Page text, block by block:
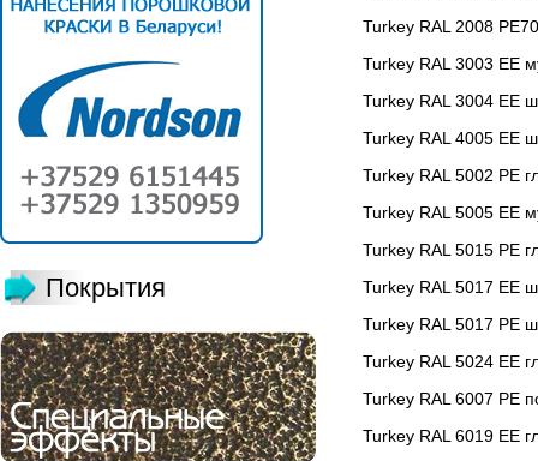
Покрытия
Turkey RAL 2008
Turkey RAL 3003 EE
Turkey RAL 3004 EE
Turkey RAL 4005 EE
Turkey RAL 5002 PE
Turkey RAL 5005 EE
Turkey RAL 5015 РЕ
Turkey RAL 5017 EE
Turkey RAL 5017 PE
Turkey RAL 5024 EE
Turkey RAL 6007 PE
Turkey RAL 6019 EE